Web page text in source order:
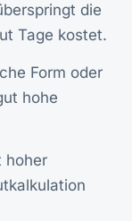
die
Tage kostet.
Form oder
hohe
hoher